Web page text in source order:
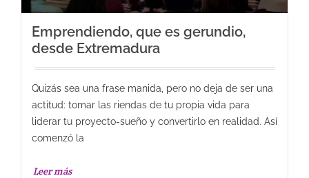
Emprendiendo, que es gerundio,
desde Extremadura
Quizás sea una frase manida, pero no deja de ser una
actitud: tomar las riendas de tu propia vida para
liderar tu proyecto-sueño y convertirlo en realidad. Así
comenzó la
Leer más